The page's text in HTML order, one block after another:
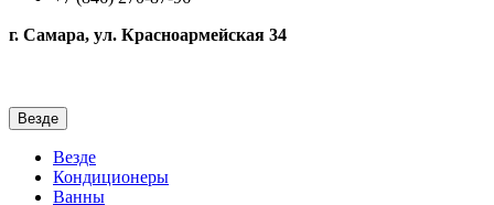
г. Самара, ул. Красноармейская 34
Везде
Везде
Кондиционеры
Ванны